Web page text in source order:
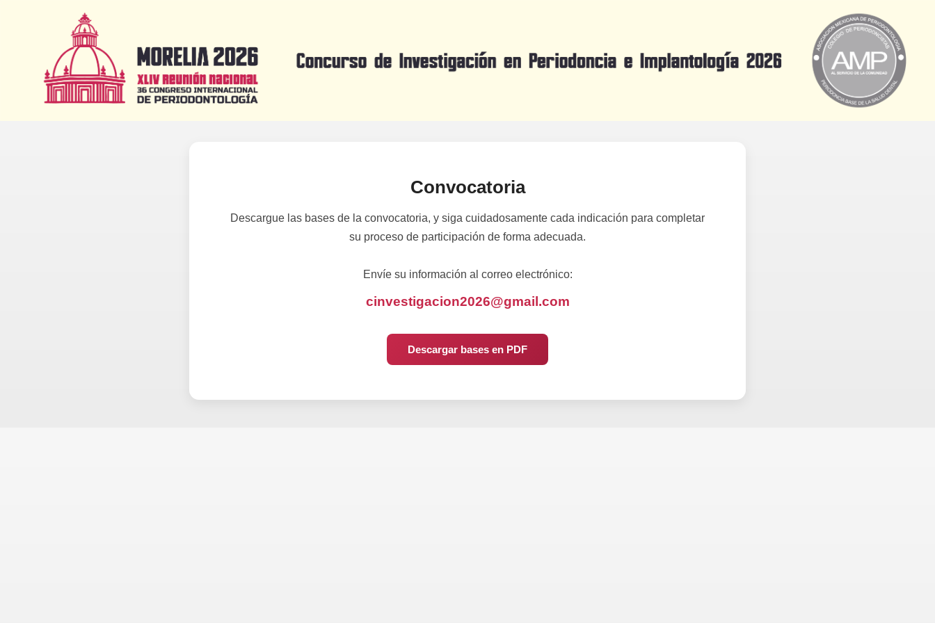
Convocatoria
Descargue las bases de la convocatoria, y siga cuidadosamente cada indicación para completar
su proceso de participación de forma adecuada.
Envíe su información al correo electrónico:
cinvestigacion2026@gmail.com
Descargar bases en PDF